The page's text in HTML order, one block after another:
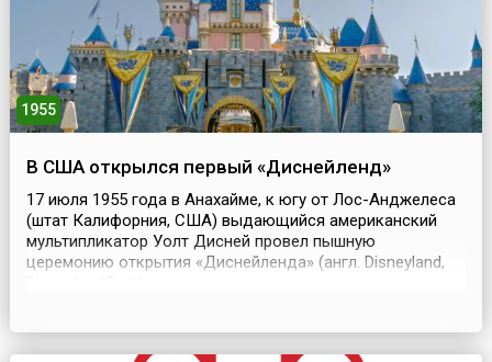
1955
В США открылся первый «Диснейленд»
17 июля 1955 года в Анахайме, к югу от Лос-Анджелеса
(штат Калифорния, США) выдающийся американский
мультипликатор Уолт Дисней провел пышную
церемонию открытия «Диснейленда» (англ. Disneyland,